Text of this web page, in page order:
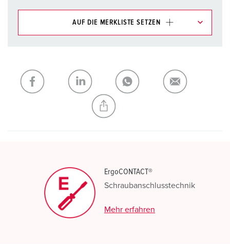
AUF DIE MERKLISTE SETZEN
Meine Liste (0) HINZUFÜGEN
NEUE LISTE ERSTELLEN
ErgoCONTACT®
Schraubanschlusstechnik
Mehr erfahren